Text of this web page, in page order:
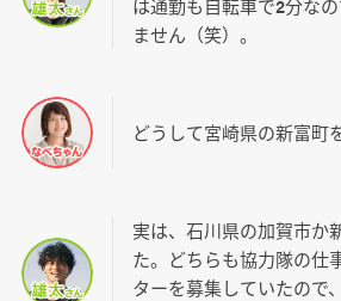
ません（笑）。
どうして宮崎県の新富町
実は、石川県の加賀市か
た。どちらも協力隊の仕
ターを募集していたので